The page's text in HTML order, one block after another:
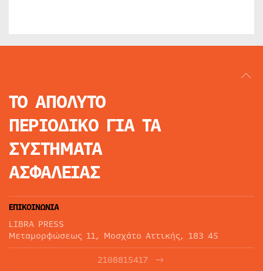
ΤΟ ΑΠΟΛΥΤΟ
ΠΕΡΙΟΔΙΚΟ ΓΙΑ ΤΑ
ΣΥΣΤΗΜΑΤΑ
ΑΣΦΑΛΕΙΑΣ
ΕΠΙΚΟΙΝΩΝΙΑ
LIBRA PRESS
Μεταμορφώσεως 11, Μοσχάτο Αττικής, 183 45
2108815417